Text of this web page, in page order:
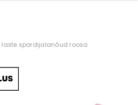
laste spordijalanõud roosa